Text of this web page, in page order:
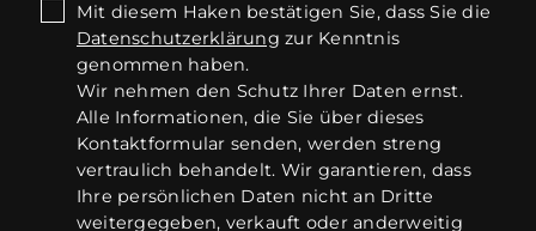
Mit diesem Haken bestätigen Sie, dass Sie die
Datenschutzerklärung zur Kenntnis
genommen haben.
Wir nehmen den Schutz Ihrer Daten ernst.
Alle Informationen, die Sie über dieses
Kontaktformular senden, werden streng
vertraulich behandelt. Wir garantieren, dass
Ihre persönlichen Daten nicht an Dritte
weitergegeben, verkauft oder anderweitig